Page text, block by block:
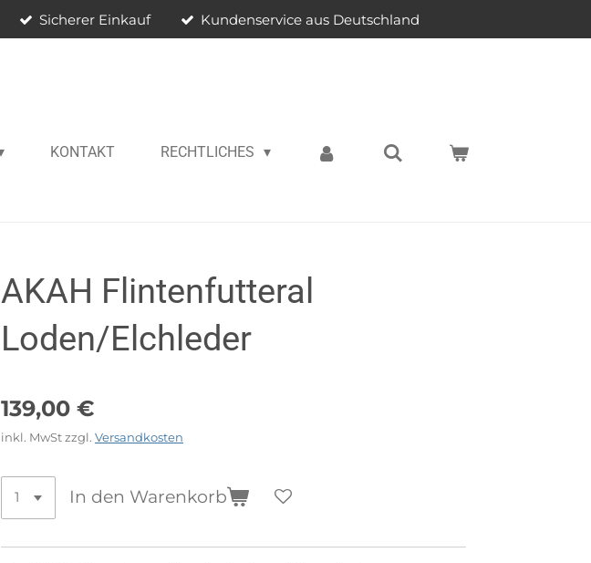
Sicherer Einkauf Kundenservice aus Deutschland
KONTAKT RECHTLICHES
AKAH Flintenfutteral
Loden/Elchleder
139,00 €
inkl. MwSt zzgl. Versandkosten
In den Warenkorb